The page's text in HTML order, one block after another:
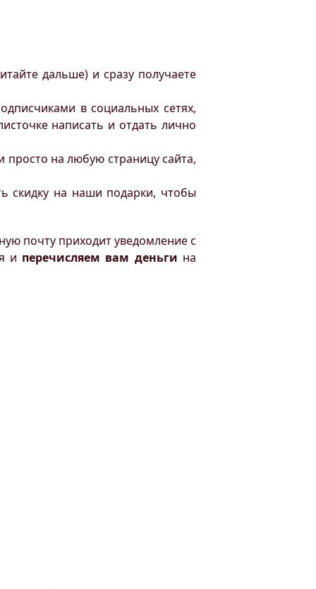
дальше) и сразу получаете
в социальных сетях,
написать и отдать лично
просто на любую страницу сайта,
скидку на наши подарки, чтобы
почту приходит уведомление с
и перечисляем вам деньги на